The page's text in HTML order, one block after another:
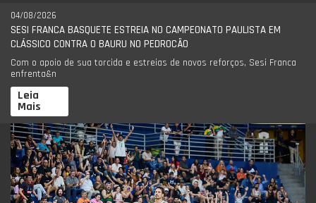
04/08/2026
SESI FRANCA BASQUETE ESTREIA NO CAMPEONATO PAULISTA EM
CLÁSSICO CONTRA O BAURU NO PEDROCÃO
Com o apoio de sua torcida e estreias de novos reforços, Sesi Franca
enfrenta&n
Leia
Mais